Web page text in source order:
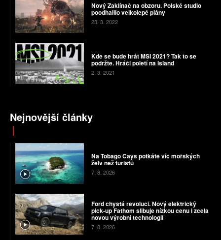
Nový Zaklínač na obzoru. Polské studio
poodhalilo velkolepé plány
23. 3. 2022
Kde se bude hrát MSI 2021? Tak to se
podržte. Hráči poletí na Island
2. 3. 2021
Nejnovější články
Na Tobago Cays potkáte víc mořských
želv než turistů
7. 8. 2026
Ford chystá revoluci. Nový elektrický
pick-up Fathom slibuje nízkou cenu i zcela
novou výrobní technologii
7. 8. 2026